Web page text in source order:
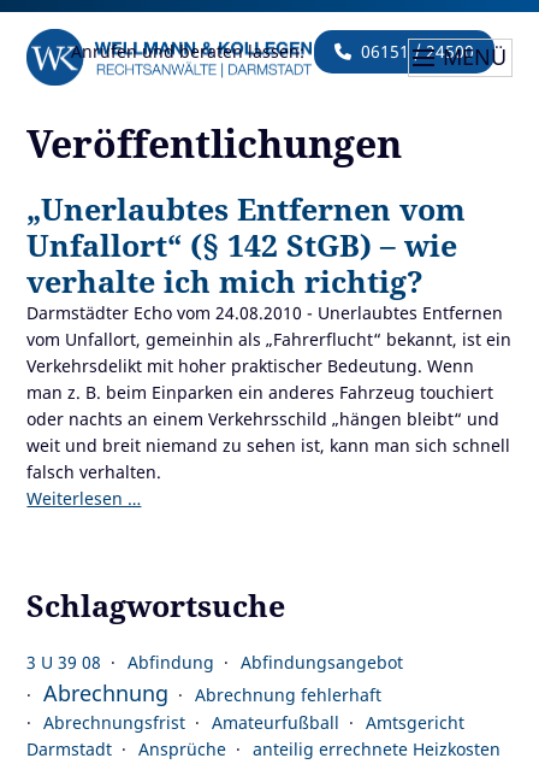
Anrufen und beraten lassen: 06151 / 24500MENÜ
Veröffentlichungen
„Unerlaubtes Entfernen vom
Unfallort“ (§ 142 StGB) – wie
verhalte ich mich richtig?
Darmstädter Echo vom 24.08.2010 - Unerlaubtes Entfernen
vom Unfallort, gemeinhin als „Fahrerflucht“ bekannt, ist ein
Verkehrsdelikt mit hoher praktischer Bedeutung. Wenn
man z. B. beim Einparken ein anderes Fahrzeug touchiert
oder nachts an einem Verkehrsschild „hängen bleibt“ und
weit und breit niemand zu sehen ist, kann man sich schnell
falsch verhalten.
Weiterlesen …
Schlagwortsuche
3 U 39 08 Abfindung Abfindungsangebot
Abrechnung
Abrechnung fehlerhaft
Abrechnungsfrist
Amateurfußball
Amtsgericht
Darmstadt
Ansprüche anteilig errechnete Heizkosten